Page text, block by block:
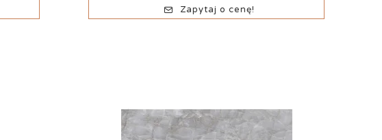
Zapytaj o cenę!